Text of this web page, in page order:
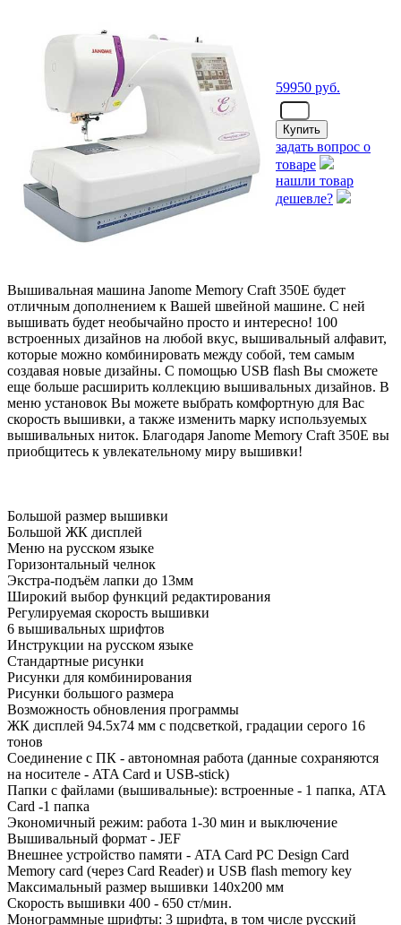
59950 руб.
задать вопрос о
товаре
нашли товар
дешевле?
Вышивальная машина Janome Memory Craft 350E будет
отличным дополнением к Вашей швейной машине. С ней
вышивать будет необычайно просто и интересно! 100
встроенных дизайнов на любой вкус, вышивальный алфавит,
которые можно комбинировать между собой, тем самым
создавая новые дизайны. С помощью USB flash Вы сможете
еще больше расширить коллекцию вышивальных дизайнов. В
меню установок Вы можете выбрать комфортную для Вас
скорость вышивки, а также изменить марку используемых
вышивальных ниток. Благодаря Janome Memory Craft 350E вы
приобщитесь к увлекательному миру вышивки!
Большой размер вышивки
Большой ЖК дисплей
Меню на русском языке
Горизонтальный челнок
Экстра-подъём лапки до 13мм
Широкий выбор функций редактирования
Регулируемая скорость вышивки
6 вышивальных шрифтов
Инструкции на русском языке
Стандартные рисунки
Рисунки для комбинирования
Рисунки большого размера
Возможность обновления программы
ЖК дисплей 94.5x74 мм с подсветкой, градации серого 16
тонов
Соединение с ПК - автономная работа (данные сохраняются
на носителе - ATA Card и USB-stick)
Папки с файлами (вышивальные): встроенные - 1 папка, ATA
Card -1 папка
Экономичный режим: работа 1-30 мин и выключение
Вышивальный формат - JEF
Внешнее устройство памяти - ATA Card PC Design Card
Memory card (через Card Reader) и USB flash memory key
Максимальный размер вышивки 140x200 мм
Скорость вышивки 400 - 650 ст/мин.
Монограммные шрифты: 3 шрифта, в том числе русский